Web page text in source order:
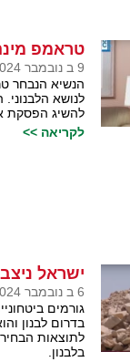
טראמפ
9 ב נובמבר 2024
הנשיא הנבחר
לנושא
להשיג הפסקת
לקריאה >>
ישראל
6 ב נובמבר 2024
גורמים
בדרום לבנון
לתוצאות
בלבנון.